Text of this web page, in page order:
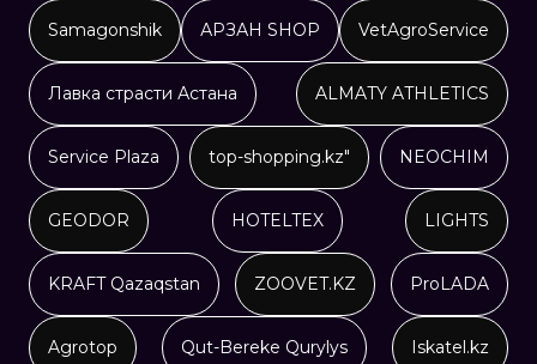
Samagonshik АРЗАН SHOP VetAgroService
Лавка страсти Астана ALMATY ATHLETICS
Service Plaza top-shopping.kz" NEOCHIM
GEODOR HOTELTEX LIGHTS
KRAFT Qazaqstan ZOOVET.KZ ProLADA
Agrotop Qut-Bereke Qurylys Iskatel.kz